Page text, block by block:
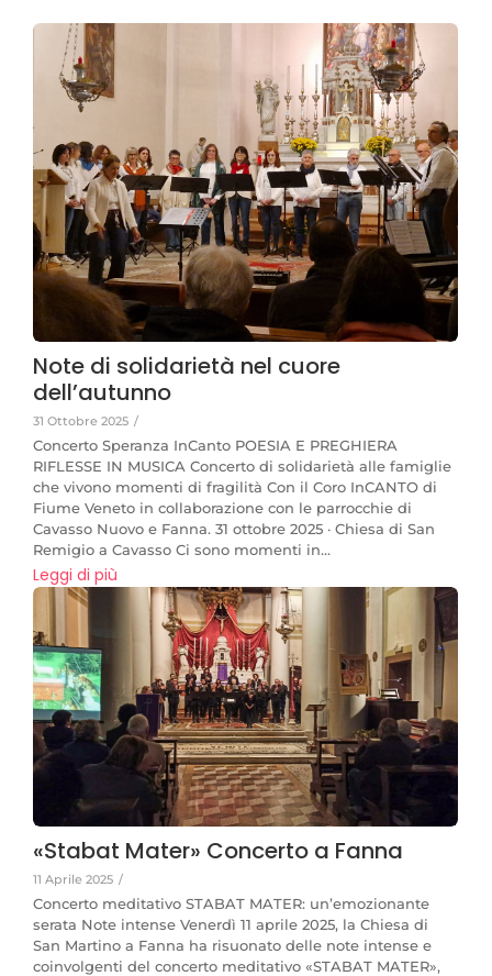
Note di solidarietà nel cuore
dell’autunno
31 Ottobre 2025 /
Concerto Speranza InCanto POESIA E PREGHIERA
RIFLESSE IN MUSICA Concerto di solidarietà alle famiglie
che vivono momenti di fragilità Con il Coro InCANTO di
Fiume Veneto in collaborazione con le parrocchie di
Cavasso Nuovo e Fanna. 31 ottobre 2025 · Chiesa di San
Remigio a Cavasso Ci sono momenti in...
Leggi di più
«Stabat Mater» Concerto a Fanna
11 Aprile 2025 /
Concerto meditativo STABAT MATER: un’emozionante
serata Note intense Venerdì 11 aprile 2025, la Chiesa di
San Martino a Fanna ha risuonato delle note intense e
coinvolgenti del concerto meditativo «STABAT MATER»,